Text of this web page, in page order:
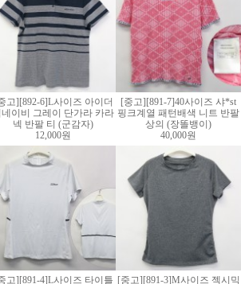
고][892-6]L사이즈 아이더
네이비 그레이 단가라 카라
넥 반팔 티 (군감자)
12,000원
[중고][891-7]40사이즈 샤*st
핑크계열 패턴배색 니트 반팔
상의 (장똘뱅이)
40,000원
고][891-4]L사이즈 타이틀 [중고][891-3]M사이즈 젝시믹